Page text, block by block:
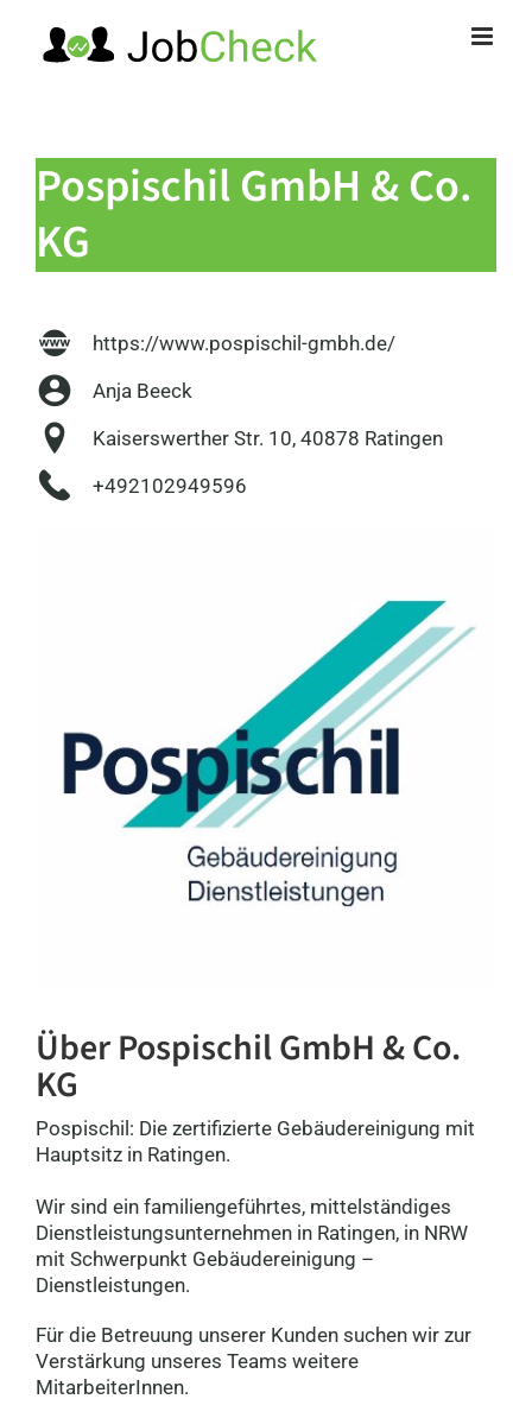
springen
Pospischil GmbH & Co.
KG
https://www.pospischil-gmbh.de/
Anja Beeck
Kaiserswerther Str. 10, 40878 Ratingen
+492102949596
Über Pospischil GmbH & Co.
KG
Pospischil: Die zertifizierte Gebäudereinigung mit
Hauptsitz in Ratingen.
Wir sind ein familiengeführtes, mittelständiges
Dienstleistungsunternehmen in Ratingen, in NRW
mit Schwerpunkt Gebäudereinigung –
Dienstleistungen.
Für die Betreuung unserer Kunden suchen wir zur
Verstärkung unseres Teams weitere
MitarbeiterInnen.